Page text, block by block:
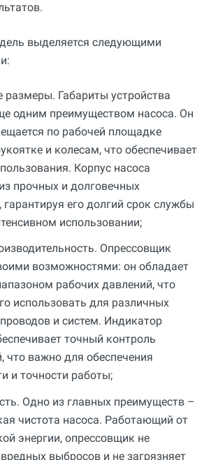
выделяется следующими
Габариты устройства
одним преимуществом насоса. Он
по рабочей площадке
и колесам, что обеспечивает
Корпус насоса
прочных и долговечных
гарантируя его долгий срок службы
использовании;
Опрессовщик
возможностями: он обладает
рабочих давлений, что
использовать для различных
и систем. Индикатор
точный контроль
что важно для обеспечения
и точности работы;
Одно из главных преимуществ –
чистота насоса. Работающий от
энергии, опрессовщик не
выбросов и не загрязняет